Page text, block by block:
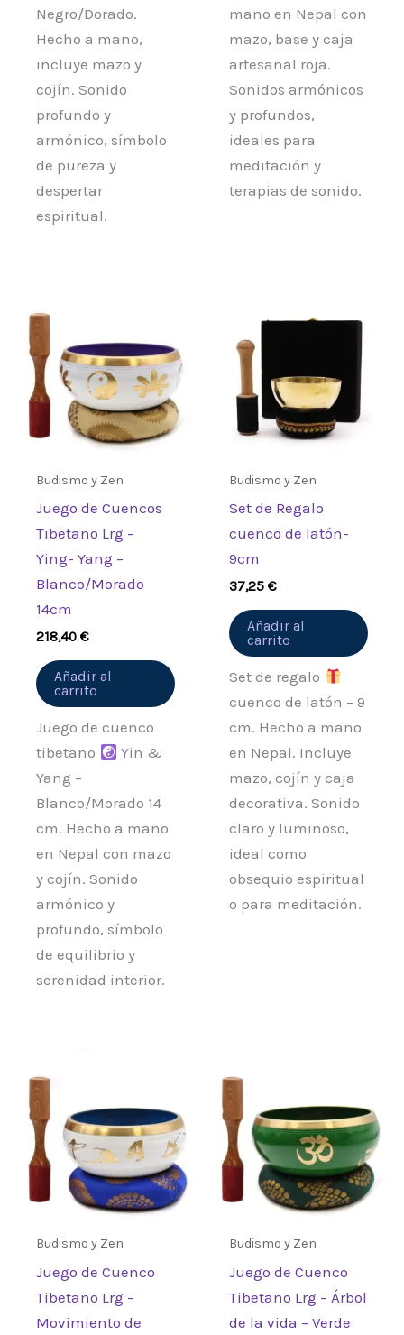
Negro/Dorado.
Hecho a mano,
incluye mazo y
cojín. Sonido
profundo y
armónico, símbolo
de pureza y
despertar
espiritual.
mano en Nepal con
mazo, base y caja
artesanal roja.
Sonidos armónicos
y profundos,
ideales para
meditación y
terapias de sonido.
Budismo y Zen
Juego de Cuencos
Tibetano Lrg –
Ying- Yang –
Blanco/Morado
14cm
218,40€
Añadir al
carrito
Juego de cuenco
tibetano
Yin &
Yang –
Blanco/Morado 14
cm. Hecho a mano
en Nepal con mazo
y cojín. Sonido
armónico y
profundo, símbolo
de equilibrio y
serenidad interior.
Budismo y Zen
Set de Regalo
cuenco de latón-
9cm
37,25€
Añadir al
carrito
Set de regalo
cuenco de latón – 9
cm. Hecho a mano
en Nepal. Incluye
mazo, cojín y caja
decorativa. Sonido
claro y luminoso,
ideal como
obsequio espiritual
o para meditación.
Budismo y Zen
Juego de Cuenco
Tibetano Lrg –
Movimiento de
Budismo y Zen
Juego de Cuenco
Tibetano Lrg – Árbol
de la vida – Verde